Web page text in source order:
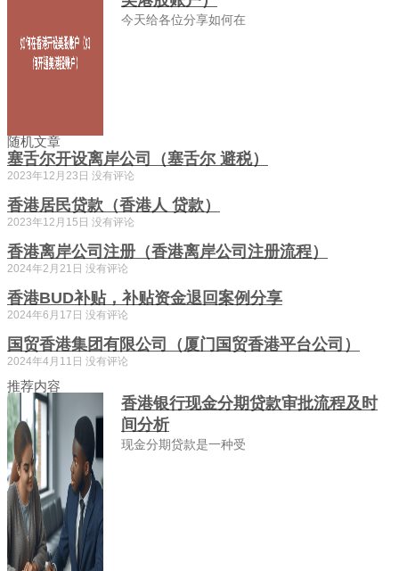
今天给各位分享如何在
随机文章
塞舌尔开设离岸公司（塞舌尔 避税）
2023年12月23日 没有评论
香港居民贷款（香港人 贷款）
2023年12月15日 没有评论
香港离岸公司注册（香港离岸公司注册流程）
2024年2月21日 没有评论
香港BUD补贴，补贴资金退回案例分享
2024年6月17日 没有评论
国贸香港集团有限公司（厦门国贸香港平台公司）
2024年4月11日 没有评论
推荐内容
香港银行现金分期贷款审批流程及时
间分析
现金分期贷款是一种受